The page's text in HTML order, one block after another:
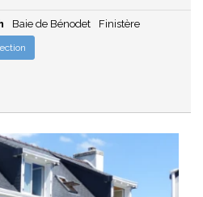
Baie de Bénodet
Finistère